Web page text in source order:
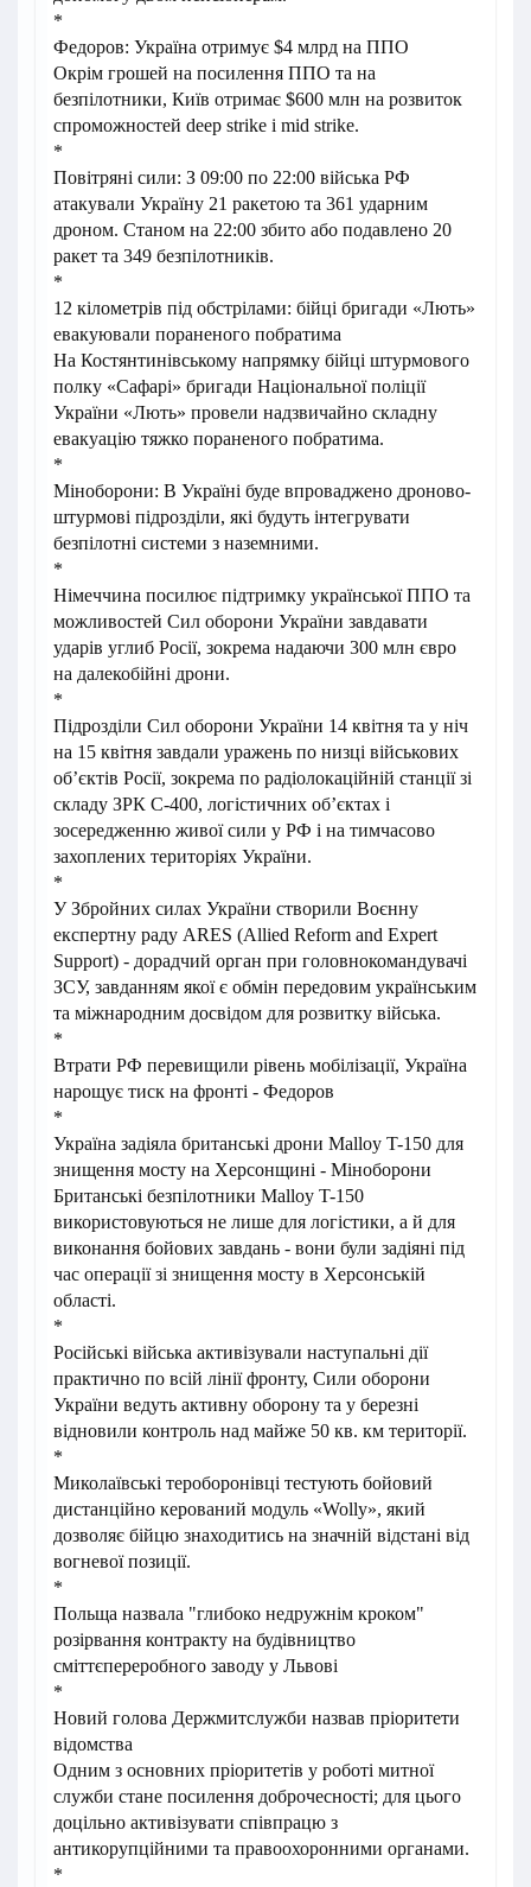
*
Федоров: Україна отримує $4 млрд на ППО
Окрім грошей на посилення ППО та на
безпілотники, Київ отримає $600 млн на розвиток
спроможностей deep strike і mid strike.
*
Повітряні сили: З 09:00 по 22:00 війська РФ
атакували Україну 21 ракетою та 361 ударним
дроном. Станом на 22:00 збито або подавлено 20
ракет та 349 безпілотників.
*
12 кілометрів під обстрілами: бійці бригади «Лють»
евакуювали пораненого побратима
На Костянтинівському напрямку бійці штурмового
полку «Сафарі» бригади Національної поліції
України «Лють» провели надзвичайно складну
евакуацію тяжко пораненого побратима.
*
Міноборони: В Україні буде впроваджено дроново-
штурмові підрозділи, які будуть інтегрувати
безпілотні системи з наземними.
*
Німеччина посилює підтримку української ППО та
можливостей Сил оборони України завдавати
ударів углиб Росії, зокрема надаючи 300 млн євро
на далекобійні дрони.
*
Підрозділи Сил оборони України 14 квітня та у ніч
на 15 квітня завдали уражень по низці військових
об’єктів Росії, зокрема по радіолокаційній станції зі
складу ЗРК С-400, логістичних об’єктах і
зосередженню живої сили у РФ і на тимчасово
захоплених територіях України.
*
У Збройних силах України створили Воєнну
експертну раду ARES (Allied Reform and Expert
Support) - дорадчий орган при головнокомандувачі
ЗСУ, завданням якої є обмін передовим українським
та міжнародним досвідом для розвитку війська.
*
Втрати РФ перевищили рівень мобілізації, Україна
нарощує тиск на фронті - Федоров
*
Україна задіяла британські дрони Malloy T-150 для
знищення мосту на Херсонщині - Міноборони
Британські безпілотники Malloy T-150
використовуються не лише для логістики, а й для
виконання бойових завдань - вони були задіяні під
час операції зі знищення мосту в Херсонській
області.
*
Російські війська активізували наступальні дії
практично по всій лінії фронту, Сили оборони
України ведуть активну оборону та у березні
відновили контроль над майже 50 кв. км території.
*
Миколаївські тероборонівці тестують бойовий
дистанційно керований модуль «Wolly», який
дозволяє бійцю знаходитись на значній відстані від
вогневої позиції.
*
Польща назвала "глибоко недружнім кроком"
розірвання контракту на будівництво
сміттєпереробного заводу у Львові
*
Новий голова Держмитслужби назвав пріоритети
відомства
Одним з основних пріоритетів у роботі митної
служби стане посилення доброчесності; для цього
доцільно активізувати співпрацю з
антикорупційними та правоохоронними органами.
*